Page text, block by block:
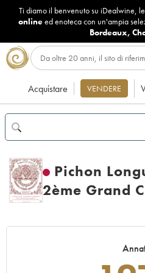
Ti diamo il benvenuto su iDealwine,
onlineed enoteca con un'ampia
Bordeaux,
Acquistare VENDERE
Pichon
2ème Grand